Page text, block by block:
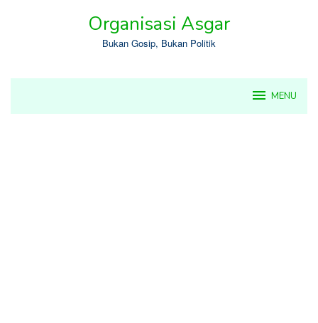
Organisasi Asgar
Bukan Gosip, Bukan Politik
MENU